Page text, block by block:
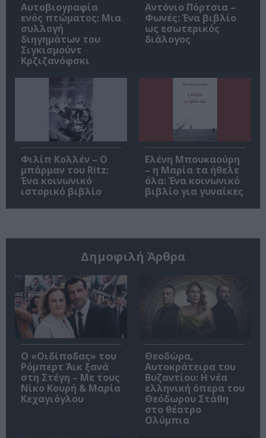
Αυτοβιογραφία
ενός πτώματος: Μια
συλλογή
διηγημάτων του
Σιγκισμούντ
Κρζιζανόφσκι
Αντόνιο Πόρτσια –
Φωνές: Ένα βιβλίο
ως εσωτερικός
διάλογος
Φιλίπ Κολλέν – Ο
μπάρμαν του Ritz:
Ένα κοινωνικό
ιστορικό βιβλίο
Ελένη Μπουκαούρη
– η Μαρία τα ήθελε
όλα: Ένα κοινωνικό
βιβλίο για γυναίκες
Δημοφιλή Άρθρα
O «Οιδίποδας» του
Ρόμπερτ Άικ ξανά
στη Στέγη – Με τους
Νίκο Κουρή & Μαρία
Κεχαγιόγλου
Θεοδώρα,
Αυτοκράτειρα του
Βυζαντίου: Η νέα
ελληνική όπερα του
Θεόδωρου Στάθη
στο θέατρο
Ολύμπια